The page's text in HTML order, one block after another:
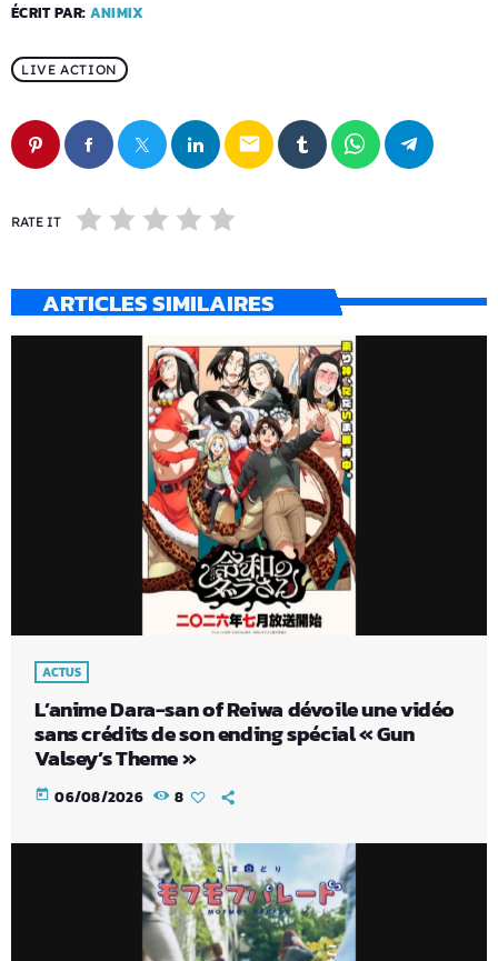
ÉCRIT PAR: ANIMIX
LIVE ACTION
email
RATE IT
ARTICLES SIMILAIRES
ACTUS
L’anime Dara-san of Reiwa dévoile une vidéo
sans crédits de son ending spécial « Gun
Valsey’s Theme »
today 06/08/2026 8